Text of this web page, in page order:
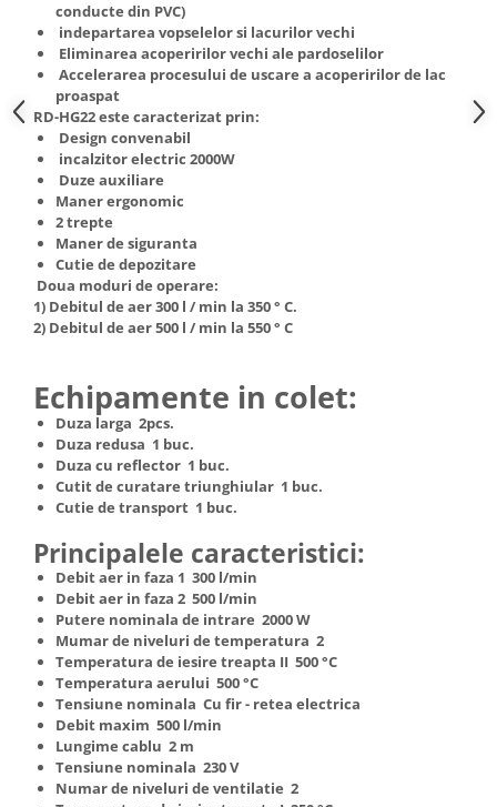
Truse de scule
Truse de lipit PPR
Ventuze cu brate pentru transport
Vibratoare beton
Masini de spalat rufe cu uscator
Uscatoare de rufe
Masini de facut paine
Pachete electrocasnice
incorporabile
Seturi oale
SANDWICH MAKER
Storcatoare de fructe
Televizoare
conducte din PVC)
indepartarea vopselelor si lacurilor vechi
Eliminarea acoperirilor vechi ale pardoselilor
Accelerarea procesului de uscare a acoperirilor de lac
proaspat
RD-HG22 este caracterizat prin:
Design convenabil
incalzitor electric 2000W
Duze auxiliare
Maner ergonomic
2 trepte
Maner de siguranta
Cutie de depozitare
Doua moduri de operare:
1) Debitul de aer 300 l / min la 350 ° C.
2) Debitul de aer 500 l / min la 550 ° C
Echipamente in colet:
Duza larga 2pcs.
Duza redusa 1 buc.
Duza cu reflector 1 buc.
Cutit de curatare triunghiular 1 buc.
Cutie de transport 1 buc.
Principalele caracteristici:
Debit aer in faza 1 300 l/min
Debit aer in faza 2 500 l/min
Putere nominala de intrare 2000 W
Mumar de niveluri de temperatura 2
Temperatura de iesire treapta II 500 °C
Temperatura aerului 500 °C
Tensiune nominala Cu fir - retea electrica
Debit maxim 500 l/min
Lungime cablu 2 m
Tensiune nominala 230 V
Numar de niveluri de ventilatie 2